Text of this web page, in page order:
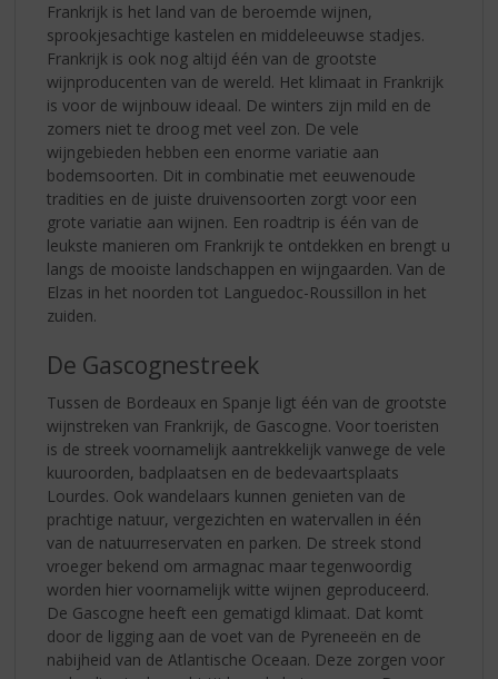
Frankrijk is het land van de beroemde wijnen,
sprookjesachtige kastelen en middeleeuwse stadjes.
Frankrijk is ook nog altijd één van de grootste
wijnproducenten van de wereld. Het klimaat in Frankrijk
is voor de wijnbouw ideaal. De winters zijn mild en de
zomers niet te droog met veel zon. De vele
wijngebieden hebben een enorme variatie aan
bodemsoorten. Dit in combinatie met eeuwenoude
tradities en de juiste druivensoorten zorgt voor een
grote variatie aan wijnen. Een roadtrip is één van de
leukste manieren om Frankrijk te ontdekken en brengt u
langs de mooiste landschappen en wijngaarden. Van de
Elzas in het noorden tot Languedoc-Roussillon in het
zuiden.
De Gascognestreek
Tussen de Bordeaux en Spanje ligt één van de grootste
wijnstreken van Frankrijk, de Gascogne. Voor toeristen
is de streek voornamelijk aantrekkelijk vanwege de vele
kuuroorden, badplaatsen en de bedevaartsplaats
Lourdes. Ook wandelaars kunnen genieten van de
prachtige natuur, vergezichten en watervallen in één
van de natuurreservaten en parken. De streek stond
vroeger bekend om armagnac maar tegenwoordig
worden hier voornamelijk witte wijnen geproduceerd.
De Gascogne heeft een gematigd klimaat. Dat komt
door de ligging aan de voet van de Pyreneeën en de
nabijheid van de Atlantische Oceaan. Deze zorgen voor